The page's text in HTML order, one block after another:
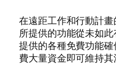
在遠距工作和行動計
所提供的功能從未如
提供的各種免費功能
費大量資金即可維持其